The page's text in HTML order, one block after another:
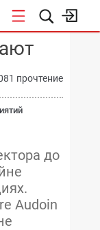
прочтение
до
Audoin